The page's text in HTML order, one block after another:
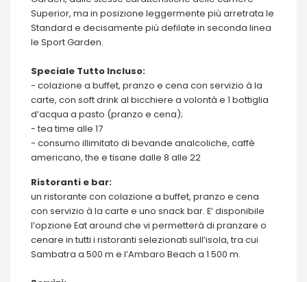
Superior, ma in posizione leggermente più arretrata le
Standard e decisamente più defilate in seconda linea
le Sport Garden.
Speciale Tutto Incluso:
- colazione a buffet, pranzo e cena con servizio à la
carte, con soft drink al bicchiere a volontà e 1 bottiglia
d’acqua a pasto (pranzo e cena);
- tea time alle 17
- consumo illimitato di bevande analcoliche, caffè
americano, the e tisane dalle 8 alle 22
Ristoranti e bar:
un ristorante con colazione a buffet, pranzo e cena
con servizio à la carte e uno snack bar. E’ disponibile
l’opzione Eat around che vi permetterà di pranzare o
cenare in tutti i ristoranti selezionati sull’isola, tra cui
Sambatra a 500 m e l’Ambaro Beach a 1.500 m.